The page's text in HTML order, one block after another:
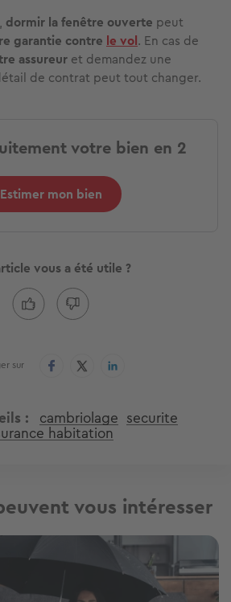
dormir la fenêtre ouverte peut
garantie contre le vol. En cas de
assureur et demandez une
de contrat peut tout changer.
votre bien en 2
Estimer mon bien
vous a été utile ?
sur
cambriolage securite
habitation
vous intéresser